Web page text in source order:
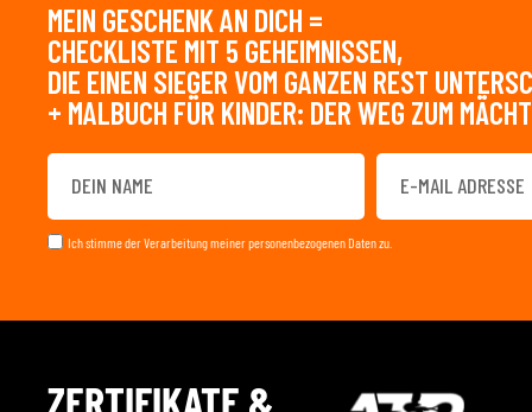
MEIN GESCHENK AN DICH =
CHECKLISTE MIT 5 GEHEIMNISSEN,
DIE EINEN SIEGER VOM GANZEN REST
+ MALBUCH FÜR KINDER: DER WEG ZUM
Ich stimme der Verarbeitung meiner personenbezogenen Daten zu.
ZERTIFIKATE &